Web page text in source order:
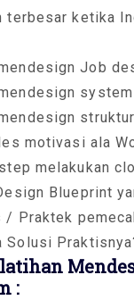
terbesar ketika
Job
motivasi ala
melakukan
Blueprint
/ Praktek
Solusi
: